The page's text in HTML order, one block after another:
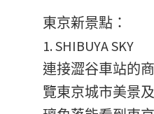
東京新景點：
1. SHIBUYA SKY
連接澀谷車站的
覽東京城市美景